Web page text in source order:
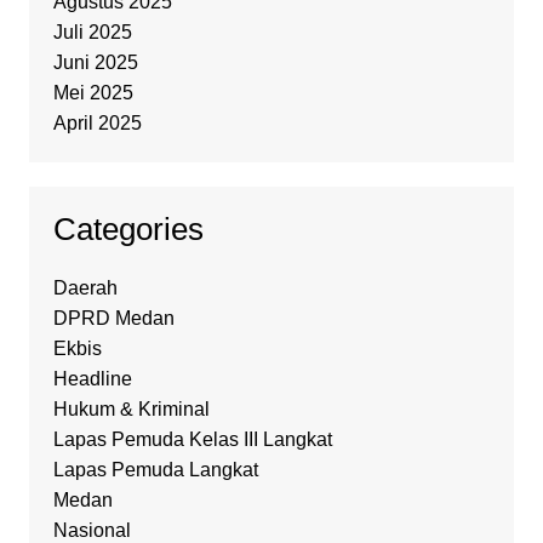
Juli 2025
Juni 2025
Mei 2025
April 2025
Categories
Daerah
DPRD Medan
Ekbis
Headline
Hukum & Kriminal
Lapas Pemuda Kelas III Langkat
Lapas Pemuda Langkat
Medan
Nasional